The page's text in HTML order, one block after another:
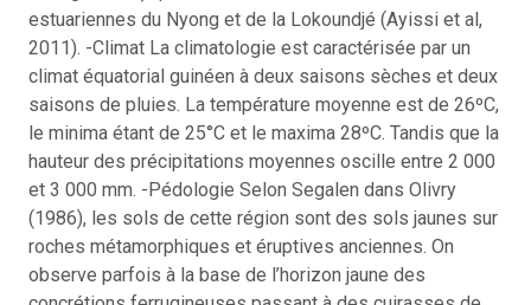
estuariennes du Nyong et de la Lokoundjé (Ayissi et al,
2011). -Climat La climatologie est caractérisée par un
climat équatorial guinéen à deux saisons sèches et deux
saisons de pluies. La température moyenne est de 26ºC,
le minima étant de 25°C et le maxima 28ºC. Tandis que la
hauteur des précipitations moyennes oscille entre 2 000
et 3 000 mm. -Pédologie Selon Segalen dans Olivry
(1986), les sols de cette région sont des sols jaunes sur
roches métamorphiques et éruptives anciennes. On
observe parfois à la base de l’horizon jaune des